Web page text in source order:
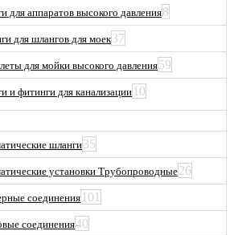
для аппаратов высокого давления8
для шлангов для моек37
для мойки высокого давления59
и фитинги для канализации 10
шланги35
установки Трубопроводные26
соединения 101
соединения40